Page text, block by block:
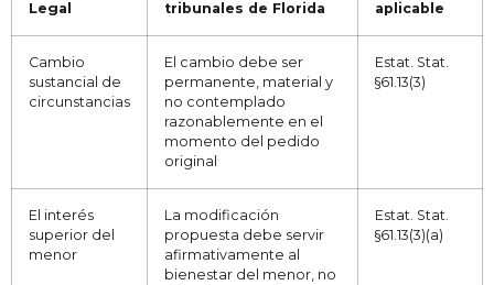
Legal
tribunales de Florida
aplicable
Cambio
sustancial de
circunstancias
El cambio debe ser
permanente, material y
no contemplado
razonablemente en el
momento del pedido
original
Estat. Stat.
§61.13(3)
El interés
superior del
menor
La modificación
propuesta debe servir
afirmativamente al
bienestar del menor, no
Estat. Stat.
§61.13(3)(a)